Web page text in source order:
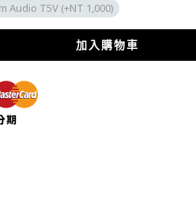
Audio T5V (+NT 1,000)
加入購物車